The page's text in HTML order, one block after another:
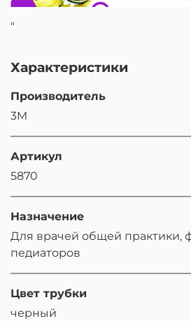
"
Характеристики
Производитель
3M
Артикул
5870
Назначение
Для врачей общей практики,
педиаторов
Цвет трубки
черный